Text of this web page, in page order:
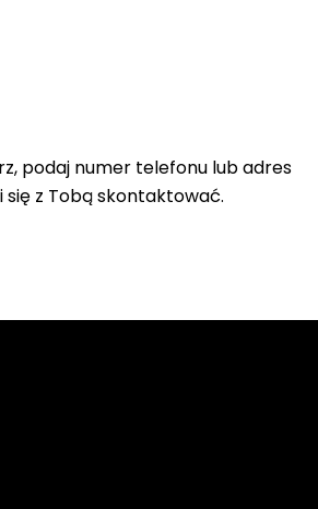
podaj numer telefonu lub adres
z Tobą skontaktować.